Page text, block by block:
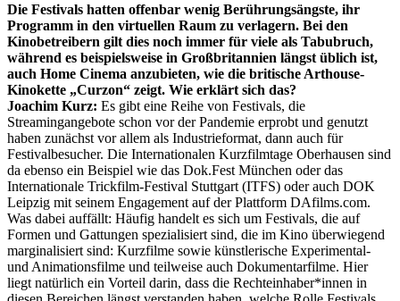
Die Festivals hatten offenbar wenig Berührungsängste, ihr
Programm in den virtuellen Raum zu verlagern. Bei den
Kinobetreibern gilt dies noch immer für viele als Tabubruch,
während es beispielsweise in Großbritannien längst üblich ist,
auch Home Cinema anzubieten, wie die britische Arthouse-
Kinokette „Curzon“ zeigt. Wie erklärt sich das?
Joachim Kurz: Es gibt eine Reihe von Festivals, die
Streamingangebote schon vor der Pandemie erprobt und genutzt
haben zunächst vor allem als Industrieformat, dann auch für
Festivalbesucher. Die Internationalen Kurzfilmtage Oberhausen sind
da ebenso ein Beispiel wie das Dok.Fest München oder das
Internationale Trickfilm-Festival Stuttgart (ITFS) oder auch DOK
Leipzig mit seinem Engagement auf der Plattform DAfilms.com.
Was dabei auffällt: Häufig handelt es sich um Festivals, die auf
Formen und Gattungen spezialisiert sind, die im Kino überwiegend
marginalisiert sind: Kurzfilme sowie künstlerische Experimental-
und Animationsfilme und teilweise auch Dokumentarfilme. Hier
liegt natürlich ein Vorteil darin, dass die Rechteinhaber*innen in